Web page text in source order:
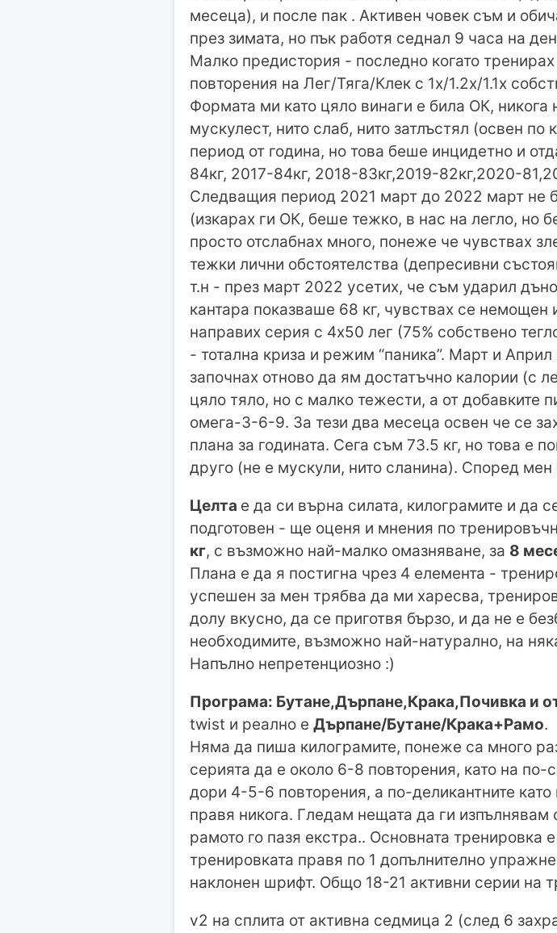
месеца), и после пак . Активен човек съм и
през зимата, но пък работя седнал 9 часа на
Малко предистория - последно когато
повторения на Лег/Тяга/Клек с 1х/1.2х/1.1х
Формата ми като цяло винаги е била ОК,
мускулест, нито слаб, нито затлъстял (освен по
период от година, но това беше инцидетно и
84кг, 2017-84кг, 2018-83кг,2019-82кг,2020-
Следващия период 2021 март до 2022 март не
(изкарах ги ОК, беше тежко, в нас на легло, но
просто отслабнах много, понеже че чувствах
тежки лични обстоятелства (депресивни
т.н - през март 2022 усетих, че съм ударил
кантара показваше 68 кг, чувствах се
направих серия с 4х50 лег (75% собствено
- тотална криза и режим “паника”. Март и Април
започнах отново да ям достатъчно калории (с
цяло тяло, но с малко тежести, а от добавките
омега-3-6-9. За тези два месеца освен че се
плана за годината. Сега съм 73.5 кг, но това е
друго (не е мускули, нито сланина). Според мен
Целта е да си върна силата, килограмите и да
подготовен - ще оценя и мнения по
кг, с възможно най-малко омазняване, за 8
Плана е да я постигна чрез 4 елемента -
успешен за мен трябва да ми харесва,
долу вкусно, да се приготвя бързо, и да не е
необходимите, възможно най-натурално, на
Напълно непретенциозно :)
Програма: Бутане,Дърпане,Крака,Почивка и
twist и реално е Дърпане/Бутане/Крака+Рамо.
Няма да пиша килограмите, понеже са много
серията да е около 6-8 повторения, като на
дори 4-5-6 повторения, а по-деликантните
правя никога. Гледам нещата да ги
рамото го пазя екстра.. Основната тренировка
тренировката правя по 1 допълнително
наклонен шрифт. Общо 18-21 активни серии на
v2 на сплита от активна седмица 2 (след 6